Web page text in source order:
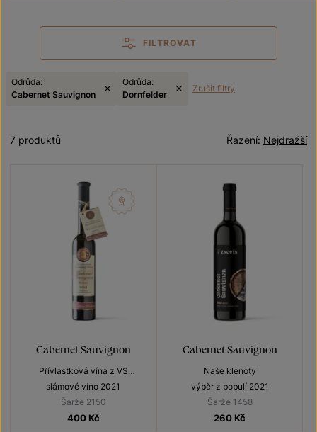
FILTROVAT
Odrůda:
Cabernet Sauvignon
Odrůda:
Dornfelder
Zrušit filtry
Nejdražší
Řazení:
7 produktů
Cabernet Sauvignon
Přívlastková vína z VS
Lechovice
slámové víno 2021
Šarže 2150
400 Kč
Cabernet Sauvignon
Naše klenoty
výběr z bobulí 2021
Šarže 1458
260 Kč